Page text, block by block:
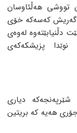
تووشی هەڵئاوسان
کەسەکە خۆی
دڵنیابێتەوە لەوەی
پزیشکەکەی
دیاری
هەیە کە بریتین